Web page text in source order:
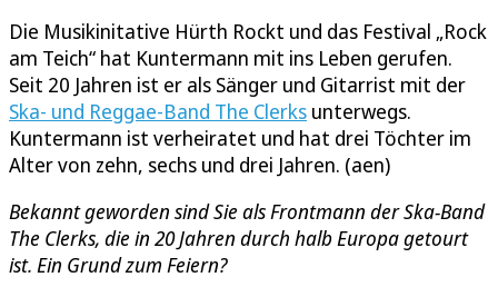
Die Musikinitative Hürth Rockt und das Festival „Rock
am Teich“ hat Kuntermann mit ins Leben gerufen.
Seit 20 Jahren ist er als Sänger und Gitarrist mit der
Ska- und Reggae-Band The Clerks unterwegs.
Kuntermann ist verheiratet und hat drei Töchter im
Alter von zehn, sechs und drei Jahren. (aen)
Bekannt geworden sind Sie als Frontmann der Ska-Band
The Clerks, die in 20 Jahren durch halb Europa getourt
ist. Ein Grund zum Feiern?